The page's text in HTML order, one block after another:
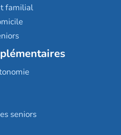
familial
seniors